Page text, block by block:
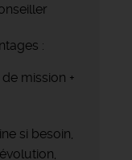
:
mission +
si besoin,